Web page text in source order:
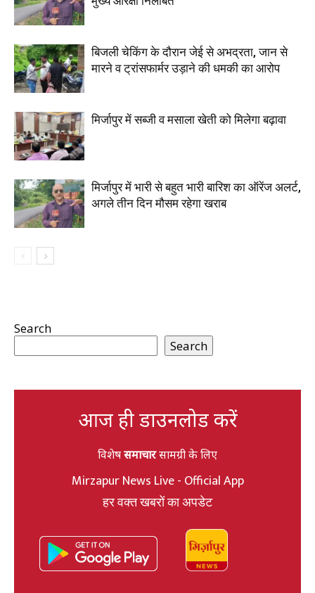
बिजली चेकिंग के दौरान जेई से अभद्रता, जान से
मारने व ट्रांसफार्मर उड़ाने की धमकी का आरोप
मिर्जापुर में सब्जी व मसाला खेती को मिलेगा बढ़ावा
मिर्जापुर में भारी से बहुत भारी बारिश का ऑरेंज अलर्ट,
अगले तीन दिन मौसम रहेगा खराब
Search
Search
आज ही डाउनलोड करें
विशेषसमाचारसामग्री के लिए
Mirzapur News Live - Official App
हर वक्त खबरों का अपडेट